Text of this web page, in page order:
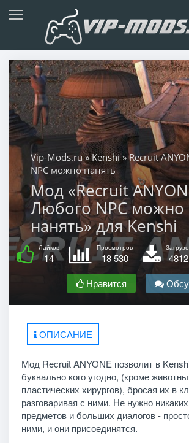
Vip-Mods.ru»Kenshi» Recruit
NPC можно нанять
Мод «Recruit
Любого NPC можно
нанять» для Kenshi
Лайков
14
Просмотров
18 530 4812
Нравится
ОПИСАНИЕ
Мод Recruit ANYONE позволит в
буквально кого угодно, (кроме
пластических хирургов), бросая их в
разговаривая с ними. Не нужно
предметов и больших диалогов -
ними, и они присоединятся.